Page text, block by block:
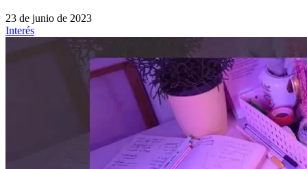
23 de junio de 2023
Interés